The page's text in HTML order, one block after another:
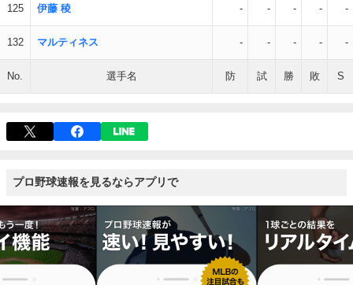
125 伊藤 稜 - - - - -
132 マルティネス - - - - -
No. 選手名 防 試 勝 敗 S
プロ野球速報を見るならアプリで